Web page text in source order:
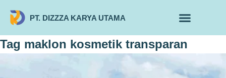
PT. DIZZZA KARYA UTAMA
Tag maklon kosmetik transparan